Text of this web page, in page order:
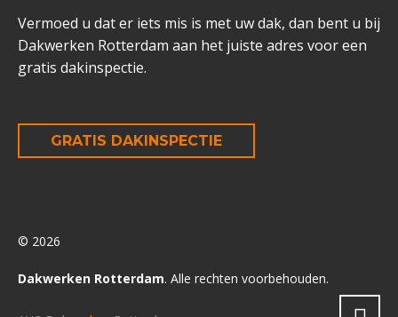
Vermoed u dat er iets mis is met uw dak, dan bent u bij
Dakwerken Rotterdam aan het juiste adres voor een
gratis dakinspectie.
GRATIS DAKINSPECTIE
© 2026
Dakwerken Rotterdam. Alle rechten voorbehouden.